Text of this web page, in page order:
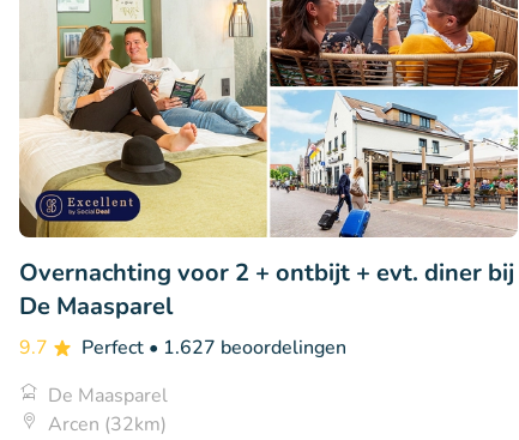
Overnachting voor 2 + ontbijt + evt. diner bij
De Maasparel
9.7 Perfect • 1.627 beoordelingen
De Maasparel
Arcen (32km)